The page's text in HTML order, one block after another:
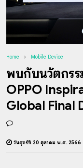
Home Mobile Device
พบกับนวัตกรร
OPPO
Global Final
วันศุกร์ที่ 20 ตุลาคม พ.ศ. 2566